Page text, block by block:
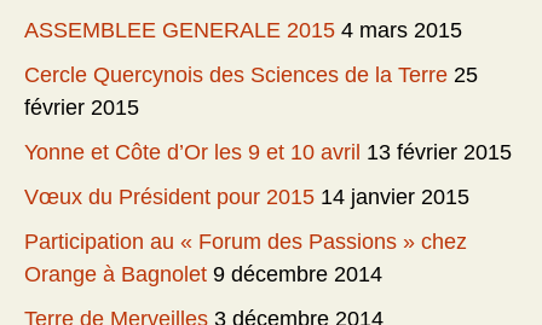
ASSEMBLEE GENERALE 2015 4 mars 2015
Cercle Quercynois des Sciences de la Terre 25
février 2015
Yonne et Côte d’Or les 9 et 10 avril 13 février 2015
Vœux du Président pour 2015 14 janvier 2015
Participation au « Forum des Passions » chez
Orange à Bagnolet 9 décembre 2014
Terre de Merveilles 3 décembre 2014